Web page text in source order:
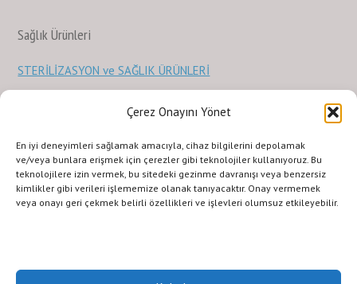
Çerez Onayını Yönet
En iyi deneyimleri sağlamak amacıyla, cihaz bilgilerini depolamak
ve/veya bunlara erişmek için çerezler gibi teknolojiler kullanıyoruz. Bu
teknolojilere izin vermek, bu sitedeki gezinme davranışı veya benzersiz
kimlikler gibi verileri işlememize olanak tanıyacaktır. Onay vermemek
veya onayı geri çekmek belirli özellikleri ve işlevleri olumsuz etkileyebilir.
Sağlık Ürünleri
STERİLİZASYON ve SAĞLIK ÜRÜNLERİ
Gizlilik Politikası
Terms and Conditions
Copyright © 2011 LED GROUP®LED LIGHTING SOLUTIONS COMPANY, Inc.
Her hakkı saklıdır. İzinsiz kopyalanamaz veya çoğaltılamaz.Fotoğrafların
izin alınmadan kopyalanması ve kullanılması 5846 sayılı Fikir ve Sanat